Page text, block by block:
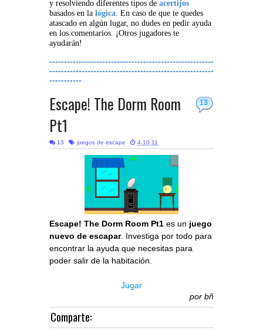
y resolviendo diferentes tipos de acertijos
basados en la lógica. En caso de que te quedes
atascado en algún lugar, no dudes en pedir ayuda
en los comentarios. ¡Otros jugadores te
ayudarán!
--------------------------------------------------------
--------------------------------------------------------
-----------
13
Escape! The Dorm Room
Pt1
13 juegos de escape 4.10.11
Escape! The Dorm Room Pt1 es un juego
nuevo de escapar. Investiga por todo para
encontrar la ayuda que necesitas para
poder salir de la habitación.
Jugar
por bñ
Comparte: